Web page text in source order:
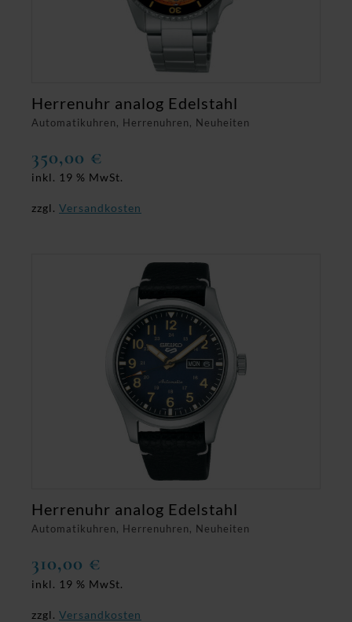
Automatikuhren, Herrenuhren, Neuheiten
Herrenuhr analog Edelstahl
350,00 €
inkl. 19 % MwSt.
zzgl. Versandkosten
Automatikuhren, Herrenuhren, Neuheiten
Herrenuhr analog Edelstahl
310,00 €
inkl. 19 % MwSt.
zzgl. Versandkosten